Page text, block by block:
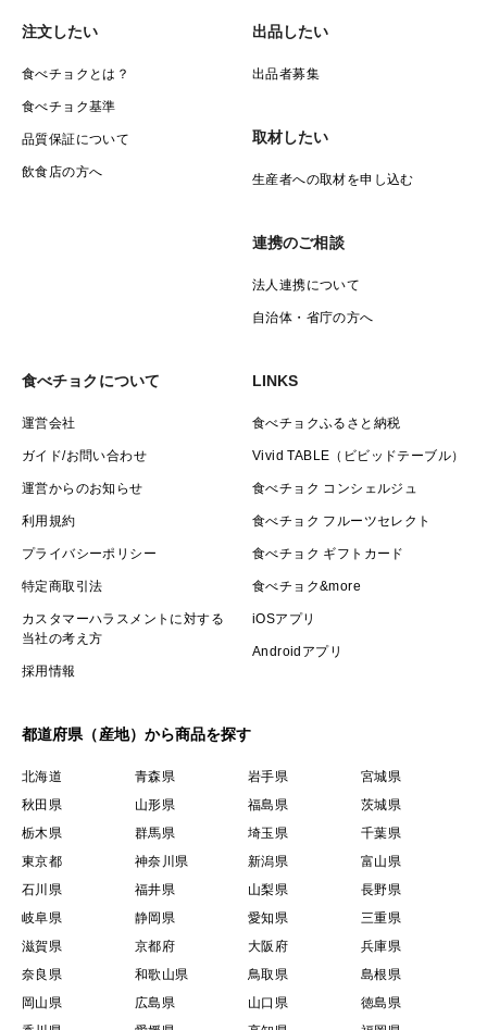
注文したい
食べチョクとは？
食べチョク基準
品質保証について
飲食店の方へ
出品したい
出品者募集
取材したい
生産者への取材を申し込む
連携のご相談
法人連携について
自治体・省庁の方へ
食べチョクについて
運営会社
ガイド/お問い合わせ
運営からのお知らせ
利用規約
プライバシーポリシー
特定商取引法
カスタマーハラスメントに対する
当社の考え方
採用情報
LINKS
食べチョクふるさと納税
Vivid TABLE（ビビッドテーブル）
食べチョク コンシェルジュ
食べチョク フルーツセレクト
食べチョク ギフトカード
食べチョク&more
iOSアプリ
Androidアプリ
都道府県（産地）から商品を探す
北海道 青森県 岩手県
宮城県
秋田県
山形県 福島県
茨城県
栃木県
群馬県 埼玉県
千葉県
東京都
神奈川県 新潟県
富山県
石川県
福井県 山梨県
長野県
岐阜県
静岡県 愛知県
三重県
滋賀県
京都府 大阪府
兵庫県
奈良県
和歌山県 鳥取県
島根県
岡山県
広島県 山口県
徳島県